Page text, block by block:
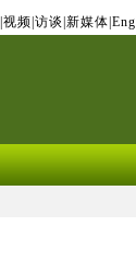
视频 访谈 新媒体